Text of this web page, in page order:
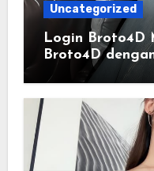
Uncategorized
Login Broto4D
Broto4D
Lancar